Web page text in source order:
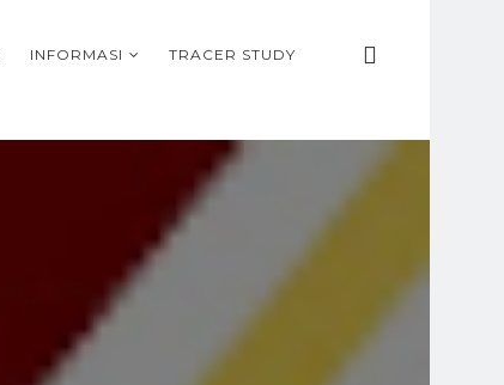
INFORMASI TRACER STUDY